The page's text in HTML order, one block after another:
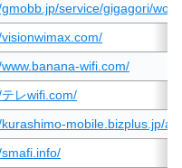
service/gigagori/
wifi.com/
レwifi.com/
mobile.bizplus.jp/